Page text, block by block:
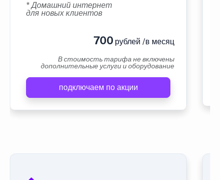
* Домашний интернет
для новых клиентов
700 рублей /в месяц
В стоимость тарифа не включены
дополнительные услуги и оборудование
подключаем по акции